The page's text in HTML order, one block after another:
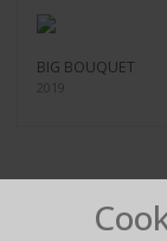
BIG BOUQUET
2019